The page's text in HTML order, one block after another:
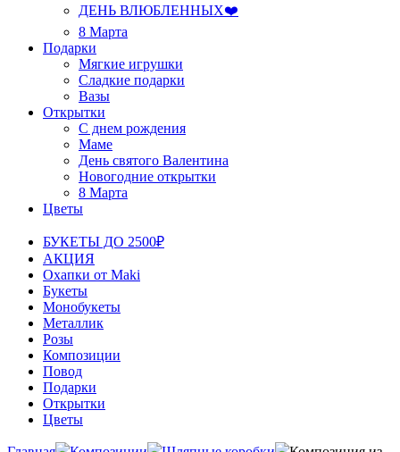
ДЕНЬ ВЛЮБЛЕННЫХ❤️
8 Марта
Подарки
Мягкие игрушки
Сладкие подарки
Вазы
Открытки
С днем рождения
Маме
День святого Валентина
Новогодние открытки
8 Марта
Цветы
БУКЕТЫ ДО 2500₽
АКЦИЯ
Охапки от Maki
Букеты
Монобукеты
Металлик
Розы
Композиции
Повод
Подарки
Открытки
Цветы